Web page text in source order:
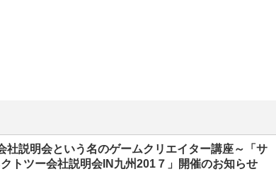
社説明会という名のゲームクリエイター講座～「サ
トツー会社説明会IN九州201７」開催のお知らせ